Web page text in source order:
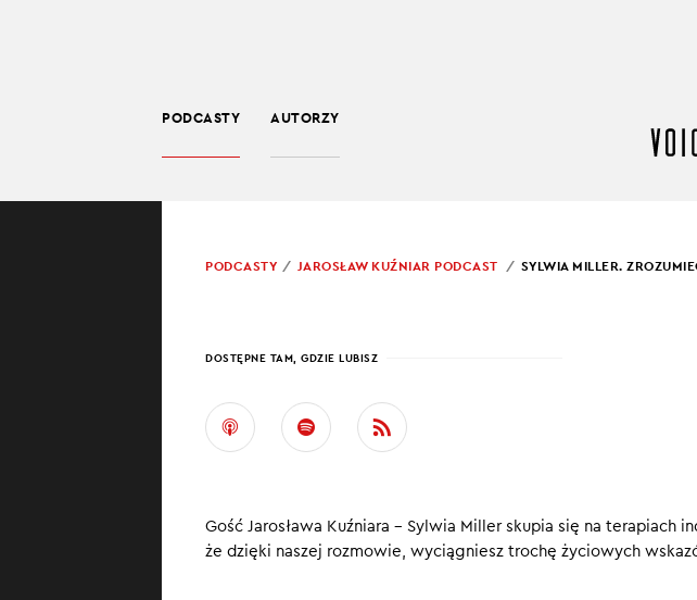
PODCASTY AUTORZY
SYLWIA
SIEBIE SAMYCH
PODCASTY JAROSŁAW KUŹNIAR PODCAST SYLWIA MILLER.
DOSTĘPNE TAM, GDZIE LUBISZ
Gość Jarosława Kuźniara – Sylwia Miller skupia się na terapiach
że dzięki naszej rozmowie, wyciągniesz trochę życiowych